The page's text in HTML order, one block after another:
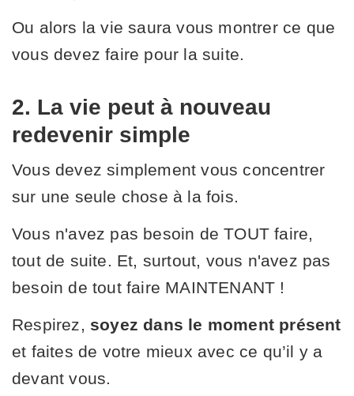
Ou alors la vie saura vous montrer ce que
vous devez faire pour la suite.
2. La vie peut à nouveau
redevenir simple
Vous devez simplement vous concentrer
sur une seule chose à la fois.
Vous n'avez pas besoin de TOUT faire,
tout de suite. Et, surtout, vous n'avez pas
besoin de tout faire MAINTENANT !
Respirez, soyez dans le moment présent
et faites de votre mieux avec ce qu’il y a
devant vous.